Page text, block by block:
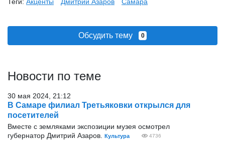
Обсудить тему 0
Новости по теме
30 мая 2024, 21:12
В Самаре филиал Третьяковки открылся для
посетителей
Вместе с земляками экспозиции музея осмотрел
губернатор Дмитрий Азаров.
Культура 4736